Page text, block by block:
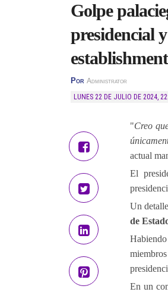
Golpe
presidencial
establishment
Por Administrator
LUNES 22 DE JULIO DE 2024,
"Creo
actual
El
Un
de
En un